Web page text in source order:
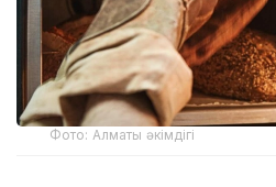
Фото: Алматы әкімдігі